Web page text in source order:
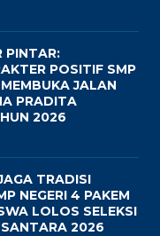
PINTAR:
POSITIF SMP
JALAN
PRADITA
2026
TRADISI
NEGERI 4 PAKEM
LOLOS SELEKSI
2026